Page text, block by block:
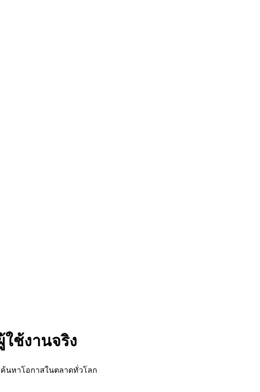
ช้งานจริง
ค้นหาโอกาสในตลาดทั่วโลก